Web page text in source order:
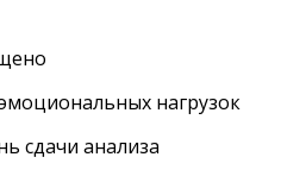
нагрузок
сдачи анализа